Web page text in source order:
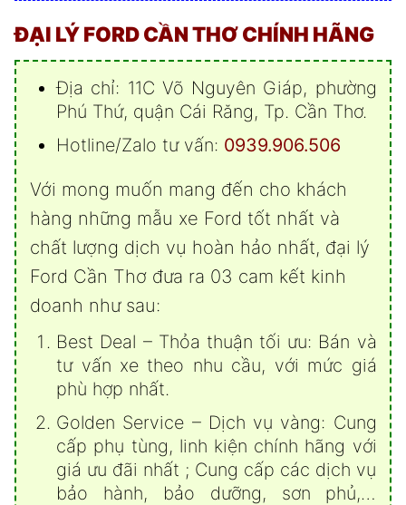
ĐẠI LÝ FORD CẦN THƠ CHÍNH HÃNG
Địa chỉ: 11C Võ Nguyên Giáp, phường
Phú Thứ, quận Cái Răng, Tp. Cần Thơ.
Hotline/Zalo tư vấn: 0939.906.506
Với mong muốn mang đến cho khách
hàng những mẫu xe Ford tốt nhất và
chất lượng dịch vụ hoàn hảo nhất, đại lý
Ford Cần Thơ đưa ra 03 cam kết kinh
doanh như sau:
Best Deal – Thỏa thuận tối ưu: Bán và
tư vấn xe theo nhu cầu, với mức giá
phù hợp nhất.
Golden Service – Dịch vụ vàng: Cung
cấp phụ tùng, linh kiện chính hãng với
giá ưu đãi nhất ; Cung cấp các dịch vụ
bảo hành, bảo dưỡng, sơn phủ,…